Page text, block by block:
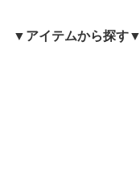
▼アイテムから探す▼